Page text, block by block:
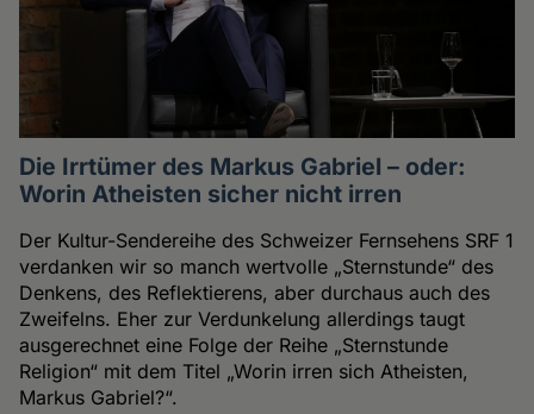
Die Irrtümer des Markus Gabriel – oder:
Worin Atheisten sicher nicht irren
Der Kultur-Sendereihe des Schweizer Fernsehens SRF 1
verdanken wir so manch wertvolle „Sternstunde“ des
Denkens, des Reflektierens, aber durchaus auch des
Zweifelns. Eher zur Verdunkelung allerdings taugt
ausgerechnet eine Folge der Reihe „Sternstunde
Religion“ mit dem Titel „Worin irren sich Atheisten,
Markus Gabriel?“.